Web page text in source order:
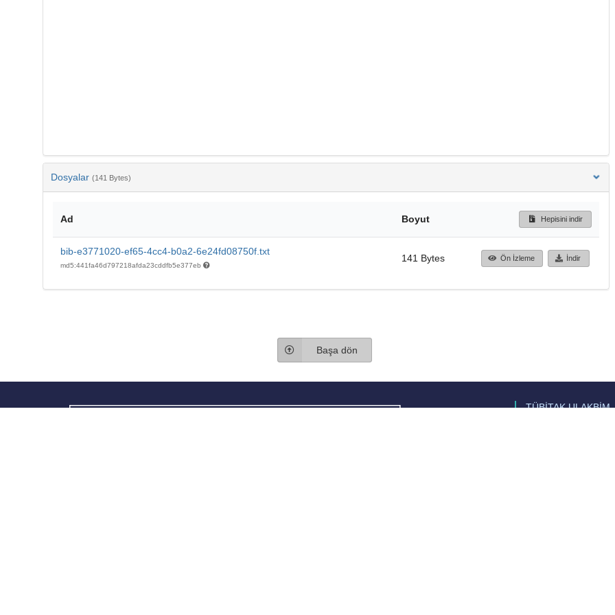
Dosyalar (141 Bytes)
Ad Boyut Hepisini indir
bib-e3771020-ef65-4cc4-b0a2-6e24fd08750f.txt
md5:441fa46d797218afda23cddfb5e377eb
141 Bytes Ön İzleme İndir
Başa dön
TÜBİTAK ULAKBİM